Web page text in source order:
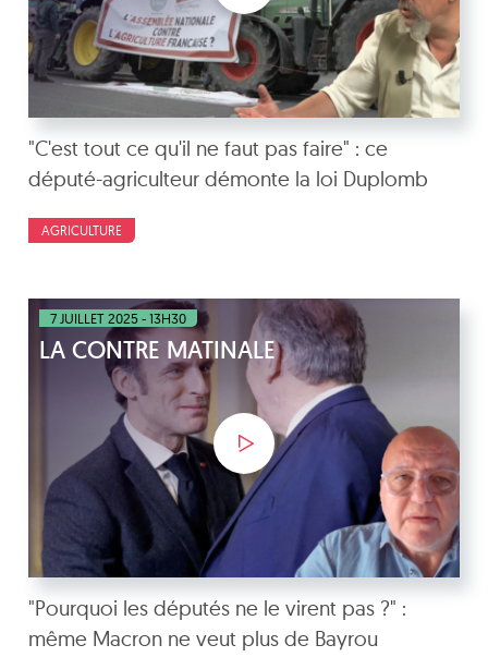
"C'est tout ce qu'il ne faut pas faire" : ce
député-agriculteur démonte la loi Duplomb
AGRICULTURE
7 JUILLET 2025 - 13H30
LA CONTRE MATINALE
"Pourquoi les députés ne le virent pas ?" :
même Macron ne veut plus de Bayrou